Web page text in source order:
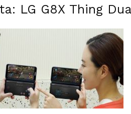
LG G8X Thing